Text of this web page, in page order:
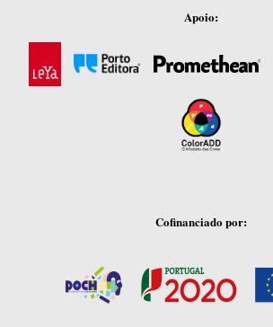
Apoio:
Cofinanciado por: